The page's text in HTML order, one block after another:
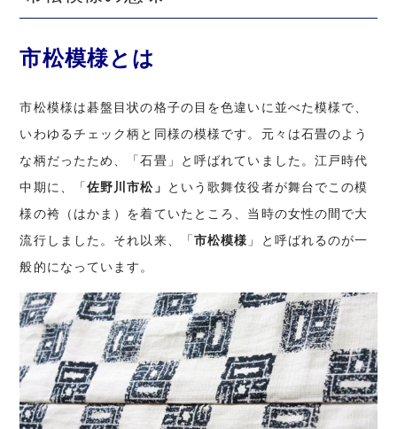
市松模様とは
市松模様は碁盤目状の格子の目を色違いに並べた模様で、
いわゆるチェック柄と同様の模様です。元々は石畳のよう
な柄だったため、「石畳」と呼ばれていました。江戸時代
中期に、「佐野川市松」 という歌舞伎役者が舞台でこの模
様の袴（はかま）を着ていたところ、当時の女性の間で大
流行しました。それ以来、「市松模様 」と呼ばれるのが一
般的になっています。